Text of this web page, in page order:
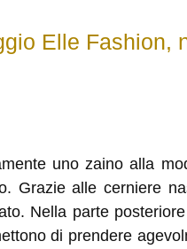
Elle Fashion,
uno zaino alla
Grazie alle cerniere
Nella parte
di prendere